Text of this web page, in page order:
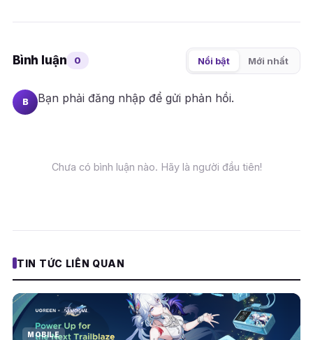
Bình luận 0 Nổi bật Mới nhất
B Bạn phải đăng nhập để gửi phản hồi.
Chưa có bình luận nào. Hãy là người đầu tiên!
TIN TỨC LIÊN QUAN
MOBILE